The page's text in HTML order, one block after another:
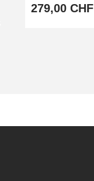
279,00 CHF